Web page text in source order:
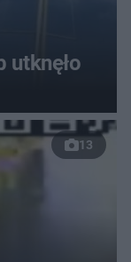
utknęło
13